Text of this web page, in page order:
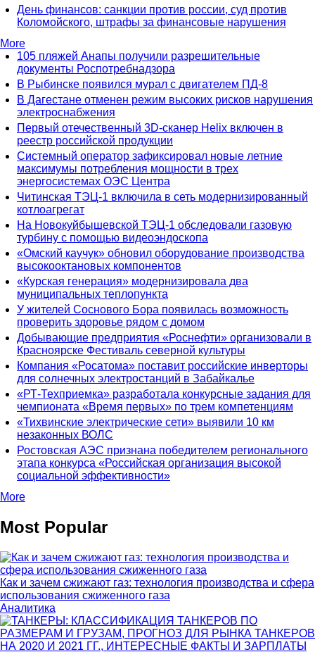
День финансов: санкции против россии, суд против
Коломойского, штрафы за финансовые нарушения
More
105 пляжей Анапы получили разрешительные
документы Роспотребнадзора
В Рыбинске появился мурал с двигателем ПД-8
В Дагестане отменен режим высоких рисков нарушения
электроснабжения
Первый отечественный 3D-сканер Helix включен в
реестр российской продукции
Системный оператор зафиксировал новые летние
максимумы потребления мощности в трех
энергосистемах ОЭС Центра
Читинская ТЭЦ-1 включила в сеть модернизированный
котлоагрегат
На Новокуйбышевской ТЭЦ-1 обследовали газовую
турбину с помощью видеоэндоскопа
«Омский каучук» обновил оборудование производства
высокооктановых компонентов
«Курская генерация» модернизировала два
муниципальных теплопункта
У жителей Соснового Бора появилась возможность
проверить здоровье рядом с домом
Добывающие предприятия «Роснефти» организовали в
Красноярске Фестиваль северной культуры
Компания «Росатома» поставит российские инверторы
для солнечных электростанций в Забайкалье
«РТ-Техприемка» разработала конкурсные задания для
чемпионата «Время первых» по трем компетенциям
«Тихвинские электрические сети» выявили 10 км
незаконных ВОЛС
Ростовская АЭС признана победителем регионального
этапа конкурса «Российская организация высокой
социальной эффективности»
More
Most Popular
Как и зачем сжижают газ: технология производства и сфера
использования сжиженного газа
Аналитика